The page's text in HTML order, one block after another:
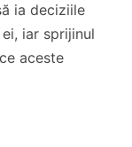
ia deciziile
iar sprijinul
aceste